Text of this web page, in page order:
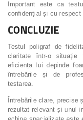
Important este ca
confidențial și cu respect
CONCLUZIE
Testul poligraf de
claritate într-o situație
eficiența lui depinde
întrebările și de
testarea.
Întrebările clare, precise
rezultat relevant și unul